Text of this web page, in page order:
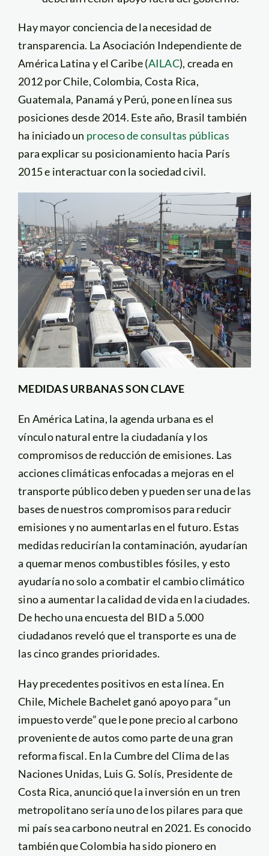
Hay mayor conciencia de la necesidad de
transparencia. La Asociación Independiente de
América Latina y el Caribe (AILAC), creada en
2012 por Chile, Colombia, Costa Rica,
Guatemala, Panamá y Perú, pone en línea sus
posiciones desde 2014. Este año, Brasil también
ha iniciado un proceso de consultas públicas
para explicar su posicionamiento hacia París
2015 e interactuar con la sociedad civil.
MEDIDAS URBANAS SON CLAVE
En América Latina, la agenda urbana es el
vínculo natural entre la ciudadanía y los
compromisos de reducción de emisiones. Las
acciones climáticas enfocadas a mejoras en el
transporte público deben y pueden ser una de las
bases de nuestros compromisos para reducir
emisiones y no aumentarlas en el futuro. Estas
medidas reducirían la contaminación, ayudarían
a quemar menos combustibles fósiles, y esto
ayudaría no solo a combatir el cambio climático
sino a aumentar la calidad de vida en la ciudades.
De hecho una encuesta del BID a 5.000
ciudadanos reveló que el transporte es una de
las cinco grandes prioridades.
Hay precedentes positivos en esta línea. En
Chile, Michele Bachelet ganó apoyo para “un
impuesto verde” que le pone precio al carbono
proveniente de autos como parte de una gran
reforma fiscal. En la Cumbre del Clima de las
Naciones Unidas, Luis G. Solís, Presidente de
Costa Rica, anunció que la inversión en un tren
metropolitano sería uno de los pilares para que
mi país sea carbono neutral en 2021. Es conocido
también que Colombia ha sido pionero en